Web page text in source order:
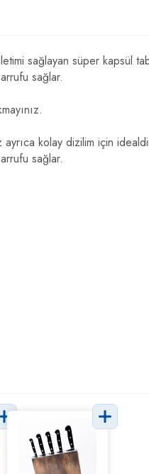
sağlayan süper kapsül
sağlar.
kolay dizilim için
sağlar.